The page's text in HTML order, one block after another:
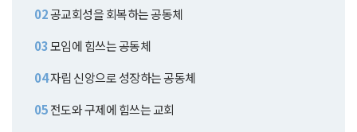
02공교회성을 회복하는 공동체
03모임에 힘쓰는 공동체
04자립 신앙으로 성장하는 공동체
05전도와 구제에 힘쓰는 교회